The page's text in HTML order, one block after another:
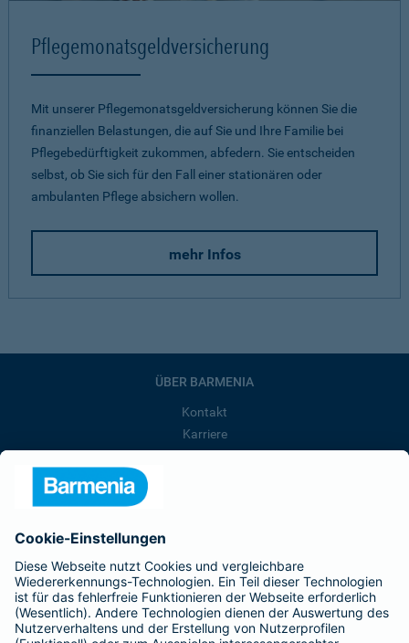
Pflegemonatsgeld­versicherung
Mit unserer Pflegemonatsgeld­versicherung können Sie die
finanziellen Belastungen, die auf Sie und Ihre Familie bei
Pflegebedürftigkeit zukommen, abfedern. Sie entscheiden
selbst, ob Sie sich für den Fall einer stationären oder
ambulanten Pflege absichern wollen.
mehr Infos
ÜBER BARMENIA
Kontakt
Karriere
Barmenia ist Teil der BarmeniaGothaer
BELIEBTE SEITEN
Kranken-Zusatzversicherung
Tierversicherungen